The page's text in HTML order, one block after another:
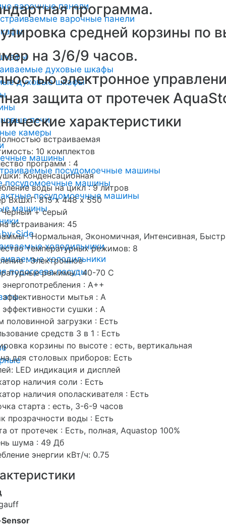
варочные панели
варочные панели
духовые шкафы
духовые шкафы
печи
камеры
машины
посудомоечные машины
посудомоечные машины
посудомоечные машины
машины
Side
холодильники
холодильники
подогрева посуды
программа.
средней корзины по
на 3/6/9 часов.
электронное
защита от протечек
характеристики
встраиваемая
10 комплектов
программ : 4
Конденсационная
воды на цикл : 9 литров
ВхШхГ: 815 х 448 х 550
+ серый
встраивания: 45
: Нормальная, Экономичная, Интенсивная,
температурных режимов: 8
: Электронное
режимы : 40-70 C
энергопотребления : А++
эффективности мытья : A
эффективности сушки : A
половинной загрузки : Есть
средств 3 в 1 : Есть
корзины по высоте : есть, вертикальная
для столовых приборов: Есть
LED индикация и дисплей
наличия соли : Есть
наличия ополаскивателя : Есть
старта : есть, 3-6-9 часов
прозрачности воды : Есть
от протечек : Есть, полная, Aquastop 100%
шума : 49 Дб
энергии кВт/ч: 0.75